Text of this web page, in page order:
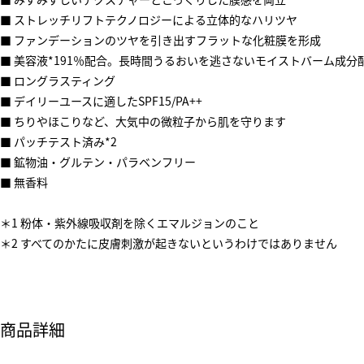
■ ストレッチリフトテクノロジーによる立体的なハリツヤ
■ ファンデーションのツヤを引き出すフラットな化粧膜を形成
■ 美容液*191％配合。長時間うるおいを逃さないモイストバーム成分
■ ロングラスティング
■ デイリーユースに適したSPF15/PA++
■ ちりやほこりなど、大気中の微粒子から肌を守ります
■ パッチテスト済み*2
■ 鉱物油・グルテン・パラベンフリー
■ 無香料
＊1 粉体・紫外線吸収剤を除くエマルジョンのこと
＊2 すべてのかたに皮膚刺激が起きないというわけではありません
商品詳細